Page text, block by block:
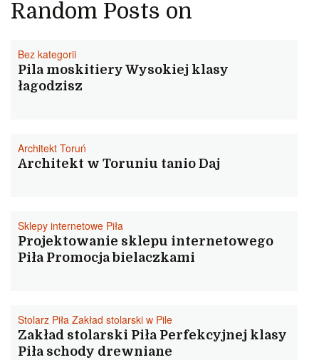
formy
wtryskowe
Random Posts on
Bez kategorii
Pila moskitiery Wysokiej klasy
łagodzisz
Architekt Toruń
Architekt w Toruniu tanio Daj
Sklepy internetowe Piła
Projektowanie sklepu internetowego
Piła Promocja bielaczkami
Stolarz Piła Zakład stolarski w Pile
Zakład stolarski Piła Perfekcyjnej klasy
Piła schody drewniane